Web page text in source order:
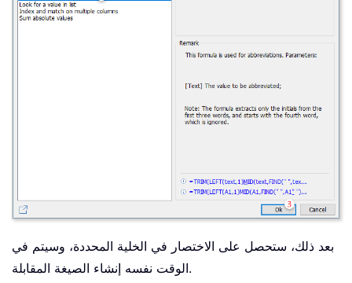
بعد ذلك، ستحصل على الاختصار في الخلية المحددة، وسيتم في
الوقت نفسه إنشاء الصيغة المقابلة.